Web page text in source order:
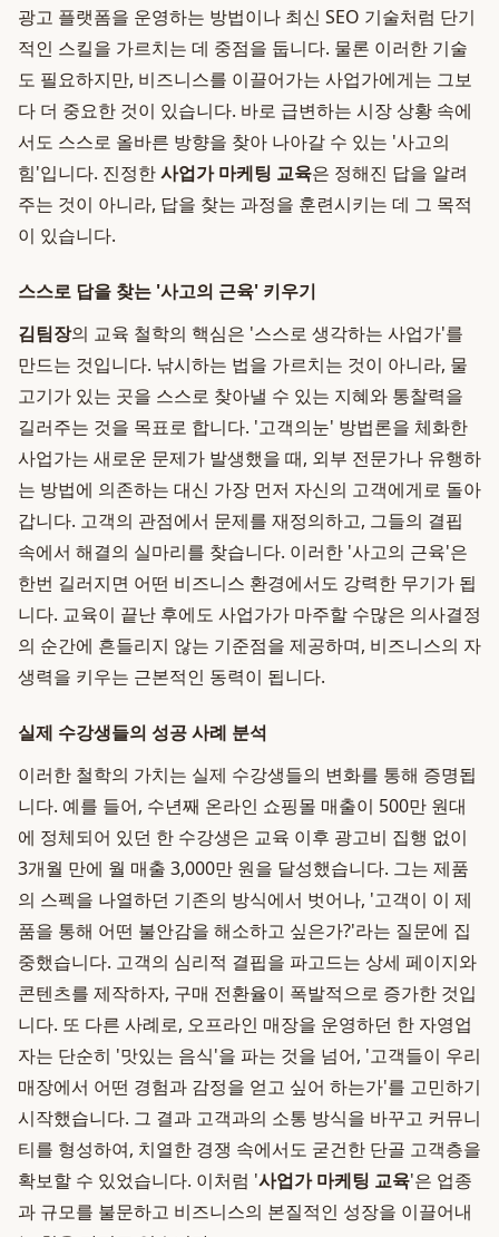
광고 플랫폼을 운영하는 방법이나 최신 SEO 기술처럼 단기
적인 스킬을 가르치는 데 중점을 둡니다. 물론 이러한 기술
도 필요하지만, 비즈니스를 이끌어가는 사업가에게는 그보
다 더 중요한 것이 있습니다. 바로 급변하는 시장 상황 속에
서도 스스로 올바른 방향을 찾아 나아갈 수 있는 '사고의
힘'입니다. 진정한사업가 마케팅 교육은 정해진 답을 알려
주는 것이 아니라, 답을 찾는 과정을 훈련시키는 데 그 목적
이 있습니다.
스스로 답을 찾는 '사고의 근육' 키우기
김팀장의 교육 철학의 핵심은 '스스로 생각하는 사업가'를
만드는 것입니다. 낚시하는 법을 가르치는 것이 아니라, 물
고기가 있는 곳을 스스로 찾아낼 수 있는 지혜와 통찰력을
길러주는 것을 목표로 합니다. '고객의눈' 방법론을 체화한
사업가는 새로운 문제가 발생했을 때, 외부 전문가나 유행하
는 방법에 의존하는 대신 가장 먼저 자신의 고객에게로 돌아
갑니다. 고객의 관점에서 문제를 재정의하고, 그들의 결핍
속에서 해결의 실마리를 찾습니다. 이러한 '사고의 근육'은
한번 길러지면 어떤 비즈니스 환경에서도 강력한 무기가 됩
니다. 교육이 끝난 후에도 사업가가 마주할 수많은 의사결정
의 순간에 흔들리지 않는 기준점을 제공하며, 비즈니스의 자
생력을 키우는 근본적인 동력이 됩니다.
실제 수강생들의 성공 사례 분석
이러한 철학의 가치는 실제 수강생들의 변화를 통해 증명됩
니다. 예를 들어, 수년째 온라인 쇼핑몰 매출이 500만 원대
에 정체되어 있던 한 수강생은 교육 이후 광고비 집행 없이
3개월 만에 월 매출 3,000만 원을 달성했습니다. 그는 제품
의 스펙을 나열하던 기존의 방식에서 벗어나, '고객이 이 제
품을 통해 어떤 불안감을 해소하고 싶은가?'라는 질문에 집
중했습니다. 고객의 심리적 결핍을 파고드는 상세 페이지와
콘텐츠를 제작하자, 구매 전환율이 폭발적으로 증가한 것입
니다. 또 다른 사례로, 오프라인 매장을 운영하던 한 자영업
자는 단순히 '맛있는 음식'을 파는 것을 넘어, '고객들이 우리
매장에서 어떤 경험과 감정을 얻고 싶어 하는가'를 고민하기
시작했습니다. 그 결과 고객과의 소통 방식을 바꾸고 커뮤니
티를 형성하여, 치열한 경쟁 속에서도 굳건한 단골 고객층을
확보할 수 있었습니다. 이처럼 '사업가 마케팅 교육'은 업종
과 규모를 불문하고 비즈니스의 본질적인 성장을 이끌어내